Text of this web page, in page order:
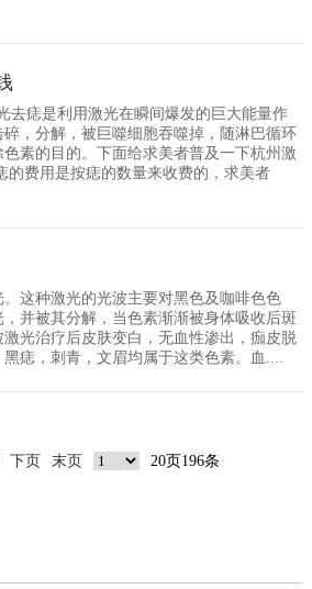
去痣是利用激光在瞬间爆发的巨大能量作
，分解，被巨噬细胞吞噬掉，随淋巴循环
素的目的。下面给求美者普及一下杭州激
的费用是按痣的数量来收费的，求美者
这种激光的光波主要对黑色及咖啡色色
并被其分解，当色素渐渐被身体吸收后斑
光治疗后皮肤变白，无血性渗出，痂皮脱
痣，刺青，文眉均属于这类色素。血....
下页 末页 20页196条